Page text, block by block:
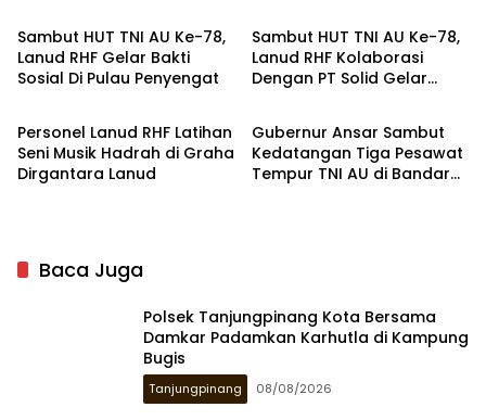
Sambut HUT TNI AU Ke-78,
Lanud RHF Gelar Bakti
Sosial Di Pulau Penyengat
Sambut HUT TNI AU Ke-78,
Lanud RHF Kolaborasi
Dengan PT Solid Gelar
Zona Kepri
Personel Lanud RHF Latihan
Seni Musik Hadrah di Graha
Dirgantara Lanud
Advertorial
Gubernur Ansar Sambut
Kedatangan Tiga Pesawat
Tempur TNI AU di Bandara
Baca Juga
Polsek Tanjungpinang Kota Bersama
Damkar Padamkan Karhutla di Kampung
Bugis
Tanjungpinang 08/08/2026